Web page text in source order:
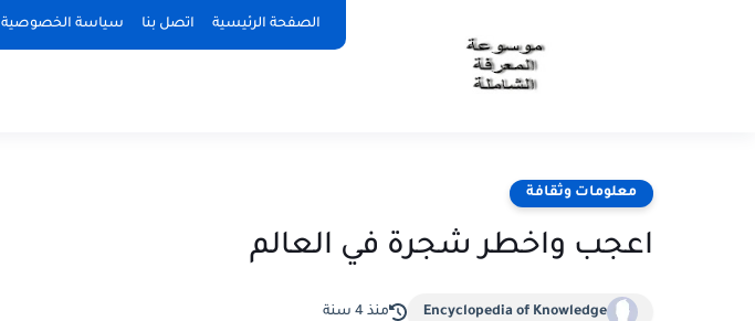
الصفحة الرئيسية اتصل بنا سياسة الخصوصية
معلومات وثقافة
اعجب واخطر شجرة في العالم
Encyclopedia of Knowledge منذ 4 سنة